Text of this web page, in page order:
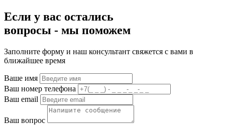
Если у вас остались
вопросы - мы поможем
Заполните форму и наш консультант свяжется с вами в
ближайшее время
Ваше имя
Ваш номер телефона
Ваш email
Ваш вопрос